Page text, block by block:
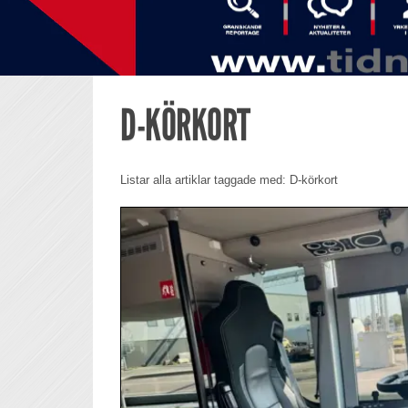
D-KÖRKORT
Listar alla artiklar taggade med: D-körkort